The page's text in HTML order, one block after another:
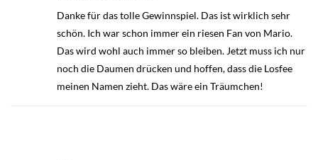
Danke für das tolle Gewinnspiel. Das ist wirklich sehr
schön. Ich war schon immer ein riesen Fan von Mario.
Das wird wohl auch immer so bleiben. Jetzt muss ich nur
noch die Daumen drücken und hoffen, dass die Losfee
meinen Namen zieht. Das wäre ein Träumchen!